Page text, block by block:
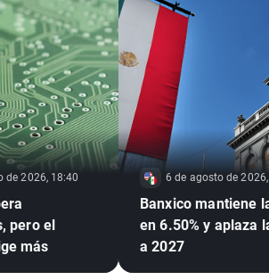
de 2026, 18:40
pero el
más
6 de agosto de
Banxico mantiene
en 6.50% y aplaza
a 2027